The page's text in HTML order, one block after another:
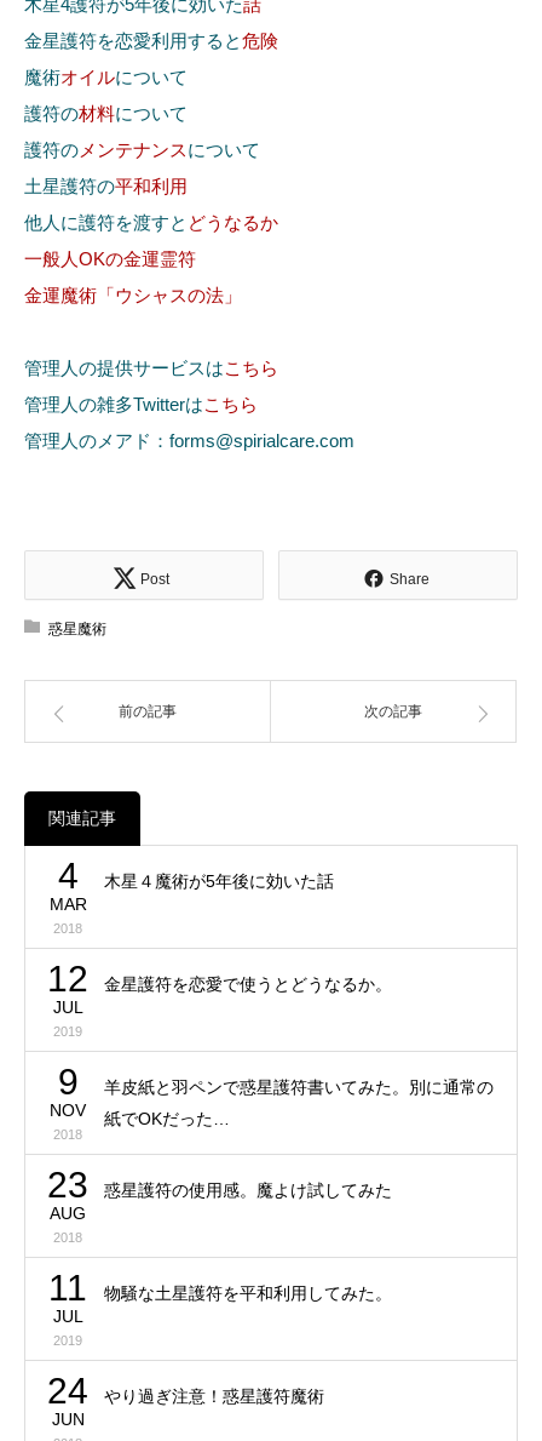
金星護符を恋愛利用すると危険
魔術オイルについて
護符の材料について
護符の メンテナンスについて
土星護符の平和利用
他人に護符を渡すと どうなるか
一般人OKの金運霊符
金運魔術「ウシャスの法」
管理人の提供サービスはこちら
管理人の雑多Twitterはこちら
管理人のメアド：forms@spirialcare.com
Post Share
惑星魔術
前の記事 次の記事
関連記事
4
MAR
2018
木星４魔術が5年後に効いた話
12
JUL
2019
金星護符を恋愛で使うとどうなるか。
9
NOV
2018
羊皮紙と羽ペンで惑星護符書いてみた。別に通常の
紙でOKだった…
23
AUG
2018
惑星護符の使用感。魔よけ試してみた
11
JUL
2019
物騒な土星護符を平和利用してみた。
24
JUN
やり過ぎ注意！惑星護符魔術